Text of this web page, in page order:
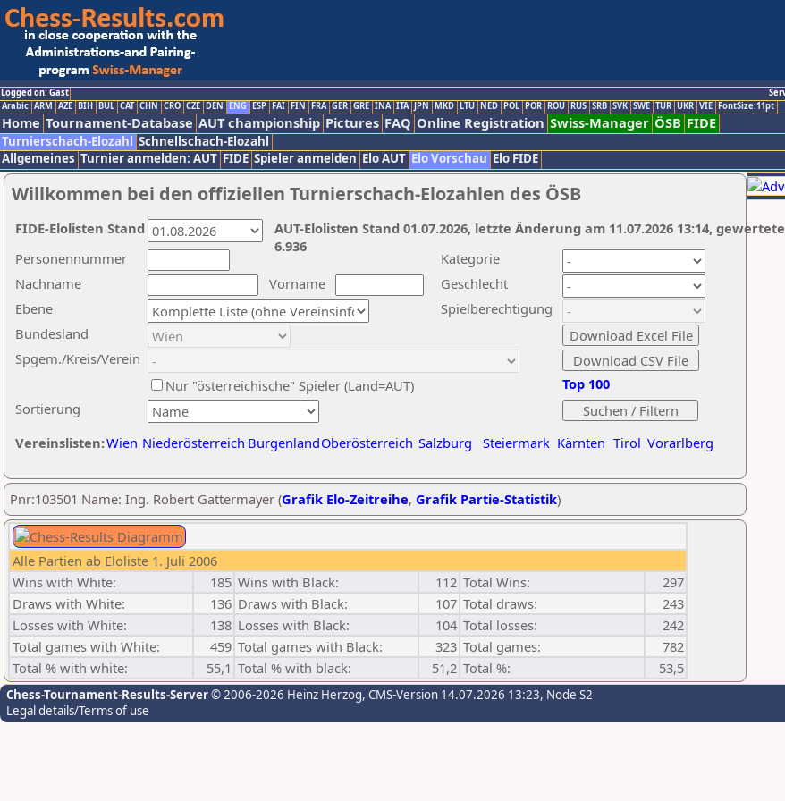
Logged on: Gast
Arabic ARM AZE BIH BUL CAT CHN CRO CZE DEN ENG ESP FAI FIN FRA GER GRE INA ITA JPN MKD LTU NED POL POR ROU RUS SRB SVK SWE TUR UKR VIE FontSize:11pt
Home Tournament-Database AUT championship Pictures FAQ Online Registration Swiss-Manager ÖSB FIDE
Turnierschach-Elozahl Schnellschach-Elozahl
Allgemeines Turnier anmelden: AUT FIDE Spieler anmelden Elo AUT Elo Vorschau Elo FIDE
Willkommen bei den offiziellen Turnierschach-Elozahlen des ÖSB
Nachname
Vorname
Ebene
Kategorie
Sortierung
Personennummer
Bundesland
Spgem./Kreis/Verein
Geschlecht
Nur "österreichische" Spieler (Land=AUT)
Spielberechtigung
Vereinslisten:Wien Niederösterreich BurgenlandOberösterreich Salzburg Steiermark Kärnten Tirol Vorarlberg
Top 100
AUT-Elolisten Stand 01.07.2026, letzte Änderung am 11.07.2026 13:14,
6.936
FIDE-Elolisten Stand
Pnr:103501 Name: Ing. Robert Gattermayer (Grafik Elo-Zeitreihe, Grafik Partie-Statistik)
Alle Partien ab Eloliste 1. Juli 2006
Wins with White:
185 Wins with Black: 112 Total Wins:
297
Draws with White:
136 Draws with Black: 107 Total draws:
243
Losses with White:
138 Losses with Black: 104 Total losses:
242
Total games with White:
459 Total games with Black: 323 Total games:
782
Total % with white:
55,1 Total % with black: 51,2 Total %: 53,5
Chess-Tournament-Results-Server© 2006-2026 Heinz Herzog, CMS-Version 14.07.2026 13:23, Node S2
Legal details/Terms of use